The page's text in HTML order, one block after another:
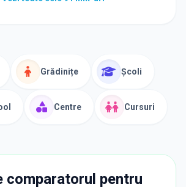
Grădinițe Școli
Centre Cursuri
comparatorul pentru